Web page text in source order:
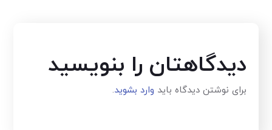
دیدگاهتان را بنویسید
برای نوشتن دیدگاه باید وارد بشوید.